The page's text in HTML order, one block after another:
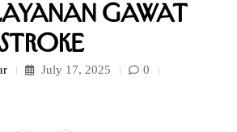
Gawat
July 17, 2025
0